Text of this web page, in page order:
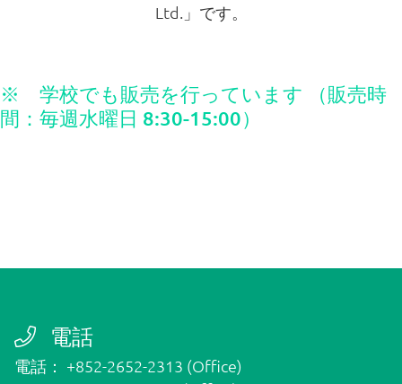
ビザ申請
特別配慮
Ltd.」です。
※ 学校でも販売を行っています （販売時
間：毎週水曜日 8:30-15:00）
電話
電話： +852-2652-2313 (Office)